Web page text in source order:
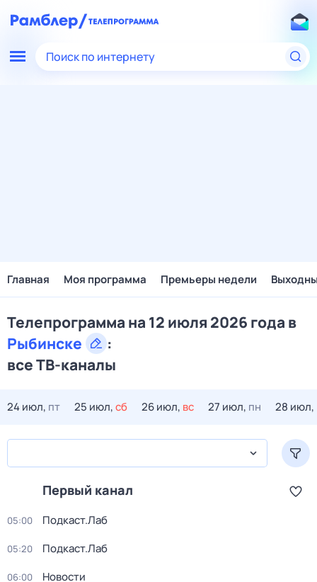
Поиск по интернету
Главная Моя программа Премьеры недели
Телепрограмма на 12 июля 2026 года в
Рыбинске
:
все ТВ-каналы
24 июл, пт 25 июл,сб 26 июл, вс 27 июл, пн 28 июл,
Первый канал
05:00 Подкаст.Лаб
05:20 Подкаст.Лаб
06:00 Новости